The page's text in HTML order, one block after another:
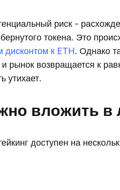
риск -
токена. Это
дисконтом к ETH. Однако
рынок возвращается к
утихает.
вложить в
доступен на